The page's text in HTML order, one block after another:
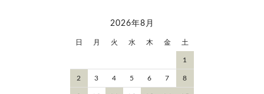
2026年8月
日 月 火 水 木 金 土
1
2 3 4 5 6 7 8